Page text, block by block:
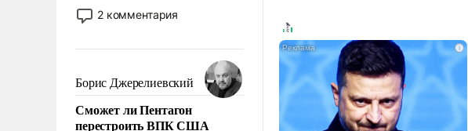
применение которых уже
стало обыденностью. Задача по
сложна и амбициозна. Однако
и ее реализация радикально
поднимет наши боевые
возможности.
2 комментария
Борис Джерелиевский
Сможет ли Пентагон
перестроить ВПК США
i